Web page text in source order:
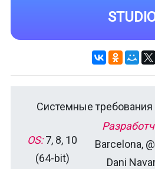
Системные
OS:7, 8, 10
(64-bit)
Barcelona,
Dani